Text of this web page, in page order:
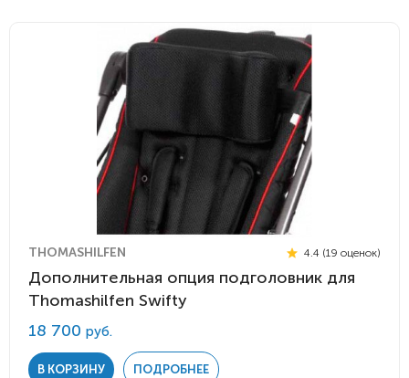
THOMASHILFEN 4.4 (19 оценок)
Дополнительная опция подголовник для
Thomashilfen Swifty
18 700 руб.
В КОРЗИНУ ПОДРОБНЕЕ